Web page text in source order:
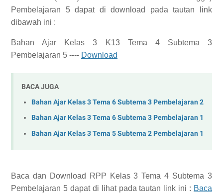
Pembelajaran 5dapat di download pada tautan link
dibawah ini :
Bahan Ajar Kelas 3 K13 Tema 4 Subtema 3
Pembelajaran 5 ---- Download
BACA JUGA
Bahan Ajar Kelas 3 Tema 6 Subtema 3 Pembelajaran 2
Bahan Ajar Kelas 3 Tema 6 Subtema 3 Pembelajaran 1
Bahan Ajar Kelas 3 Tema 5 Subtema 2 Pembelajaran 1
Baca dan Download
RPP Kelas 3 Tema 4 Subtema 3
Pembelajaran 5 dapat di lihat pada tautan link ini : Baca